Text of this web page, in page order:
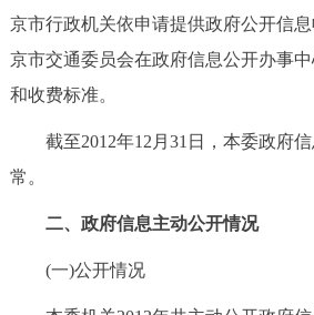
多语种
ENGLISH 한국어
DEUTSCH FRANÇAIS
ITALIANO
京市行政机关依申请提供政府公开信
京市交通委员会在政府信息公开办事
和收费标准。
截至2012年12月31日，本委政府信
常。
二、政府信息主动公开情况
(一)公开情况